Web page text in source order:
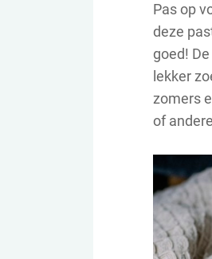
Pas op
deze
goed!
lekker
zomers
of